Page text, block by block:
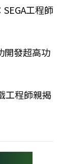
工程師
開發超高功
工程師親揭